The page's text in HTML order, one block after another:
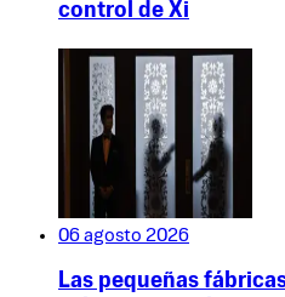
control de Xi
06 agosto 2026
Las pequeñas